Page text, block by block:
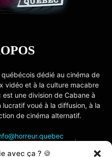
avec ça ? 🍪
dédié au cinéma de
vidéo et à la culture macabre
une division de Cabane à
voué à la diffusion, à la
de cinéma alternatif.